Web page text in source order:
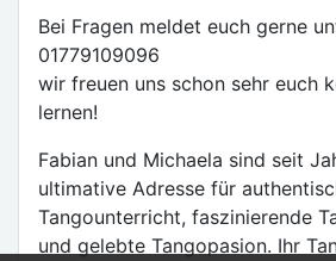
Bei Fragen meldet euch gerne
01779109096
wir freuen uns schon sehr euch
lernen!
Fabian und Michaela sind seit
ultimative Adresse für
Tangounterricht, faszinierende
und gelebte Tangopasion. Ihr